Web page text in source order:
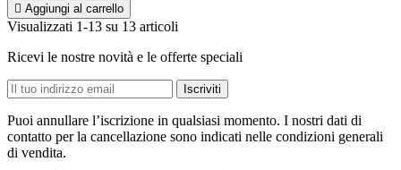
 Aggiungi al carrello
Visualizzati 1-13 su 13 articoli
Ricevi le nostre novità e le offerte speciali
Puoi annullare l’iscrizione in qualsiasi momento. I nostri dati di
contatto per la cancellazione sono indicati nelle condizioni generali
di vendita.